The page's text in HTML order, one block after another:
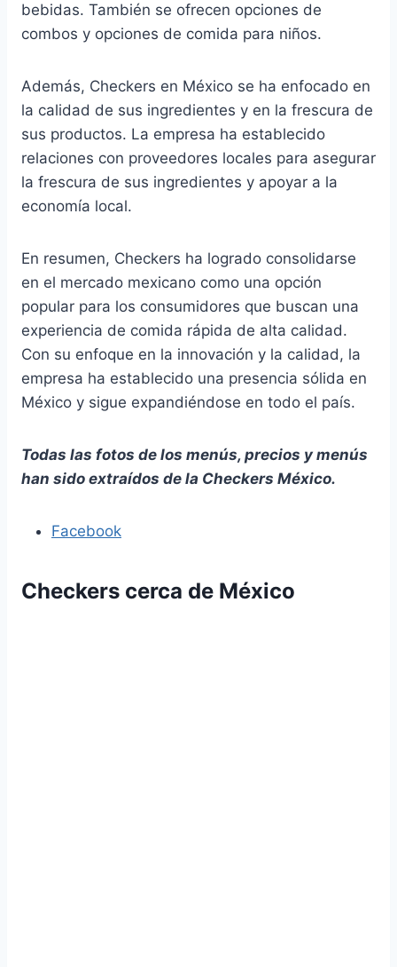
bebidas. También se ofrecen opciones de
combos y opciones de comida para niños.
Además, Checkers en México se ha enfocado en
la calidad de sus ingredientes y en la frescura de
sus productos. La empresa ha establecido
relaciones con proveedores locales para asegurar
la frescura de sus ingredientes y apoyar a la
economía local.
En resumen, Checkers ha logrado consolidarse
en el mercado mexicano como una opción
popular para los consumidores que buscan una
experiencia de comida rápida de alta calidad.
Con su enfoque en la innovación y la calidad, la
empresa ha establecido una presencia sólida en
México y sigue expandiéndose en todo el país.
Todas las fotos de los menús, precios y menús
han sido extraídos de la Checkers México.
Facebook
Checkers cerca de México